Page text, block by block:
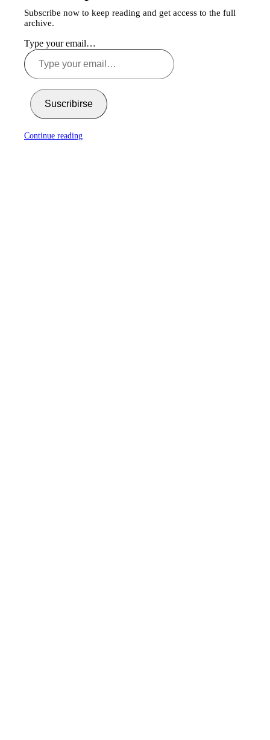
Subscribe now to keep reading and get access to the full
archive.
Type your email…
Suscribirse
Continue reading